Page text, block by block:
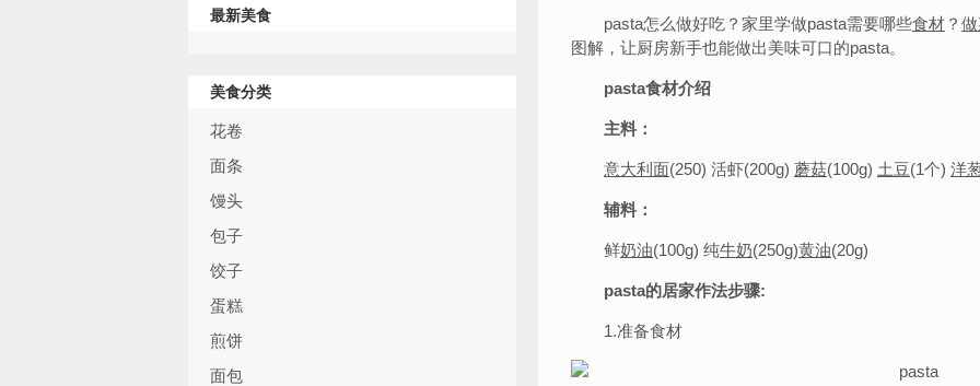
最新美食
美食分类
花卷
面条
馒头
包子
饺子
蛋糕
煎饼
面包
pasta怎么做好吃？家里学做pasta需要哪些食材 ？
图解，让厨房新手也能做出美味可口的pasta。
pasta食材介绍
主料：
意大利面(250) 活虾(200g) 蘑菇(100g) 土豆(1个) 洋
辅料：
鲜奶油(100g) 纯牛奶(250g)黄油(20g)
pasta的居家作法步骤:
1.准备食材